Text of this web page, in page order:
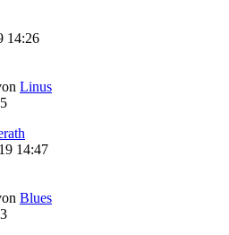
14:26
Linus
14:47
Blues